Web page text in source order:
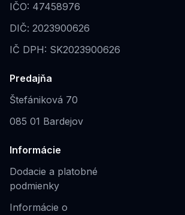
IČO: 47458976
DIČ: 2023900626
IČ DPH: SK2023900626
Predajňa
Štefániková 70
085 01 Bardejov
Informácie
Dodacie a platobné
podmienky
Informácie o